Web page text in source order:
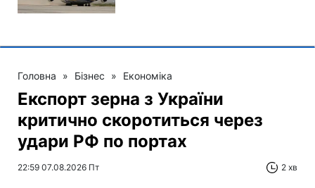
Головна » Бізнес » Економіка
Експорт зерна з України
критично скоротиться через
удари РФ по портах
22:59 07.08.2026 Пт 2 хв